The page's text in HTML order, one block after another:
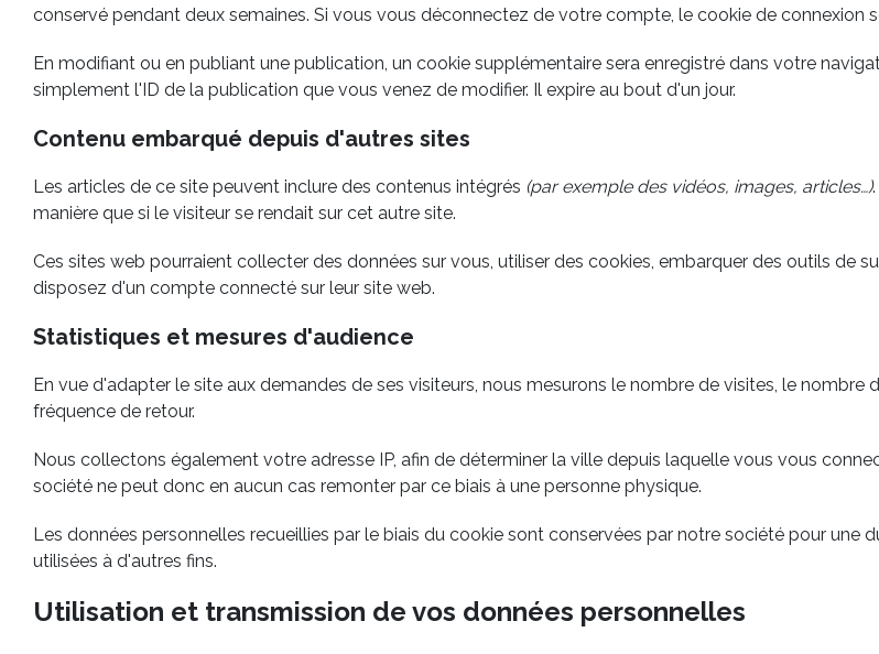
conservé pendant deux semaines. Si vous vous déconnectez de votre compte, le cookie de connexion
En modifiant ou en publiant une publication, un cookie supplémentaire sera enregistré dans votre
simplement l'ID de la publication que vous venez de modifier. Il expire au bout d'un jour.
Contenu embarqué depuis d'autres sites
Les articles de ce site peuvent inclure des contenus intégrés (par exemple des vidéos, images, articles…)
manière que si le visiteur se rendait sur cet autre site.
Ces sites web pourraient collecter des données sur vous, utiliser des cookies, embarquer des outils de
disposez d'un compte connecté sur leur site web.
Statistiques et mesures d'audience
En vue d'adapter le site aux demandes de ses visiteurs, nous mesurons le nombre de visites, le
fréquence de retour.
Nous collectons également votre adresse IP, afin de déterminer la ville depuis laquelle vous vous
société ne peut donc en aucun cas remonter par ce biais à une personne physique.
Les données personnelles recueillies par le biais du cookie sont conservées par notre société pour une
utilisées à d'autres fins.
Utilisation et transmission de vos données personnelles